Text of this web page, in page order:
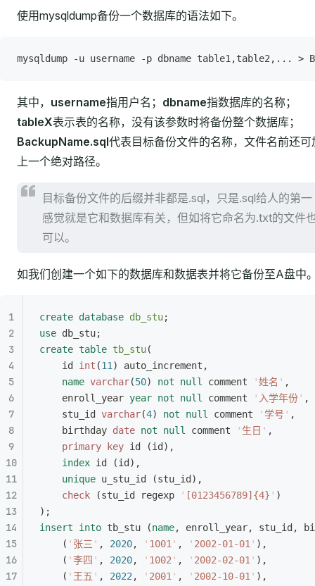
使用mysqldump备份一个数据库的语法如下。
mysqldump -u username -p dbname table1,table2,... >
其中， username指用户名； dbname指数据库的名称；
tableX表示表的名称，没有该参数时将备份整个数据库；
BackupName.sql代表目标备份文件的名称，文件名前还可
上一个绝对路径。
目标备份文件的后缀并非都是.sql，只是.sql给人的第一
感觉就是它和数据库有关，但如将它命名为.txt的文件
可以。
如我们创建一个如下的数据库和数据表并将它备份至A盘中
create database db_stu;
use db_stu;
create table tb_stu(
	id
int (11 ) auto_increment,
    name
varchar(50) not null comment '姓名 ' ,
  	enroll_year
year not null comment ' 入学年份' ,
    stu_id
varchar(4) not null comment '学号 ' ,
    birthday
date not null comment ' 生日 ' ,
    primary key
id (id),
    index
id (id),
    unique
u_stu_id (stu_id),
    check
(stu_id regexp ' [0123456789]{4} ' )
);
insert into tb_stu (name, enroll_year, stu_id,
    (
' 张三 ' , 2020, ' 1001 ' , ' 2002-01-01 ' ),
    (
'李四 ' , 2020, ' 1002 ' , ' 2002-02-01 ' ),
    (
' 王五 ' , 2022 , ' 2001 ' , ' 2002-10-01 ' ),